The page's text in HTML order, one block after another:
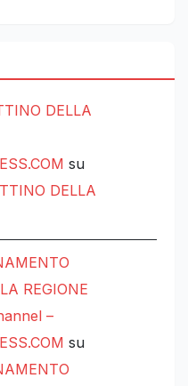
DELLA
su
DELLA
REGIONE
–
su